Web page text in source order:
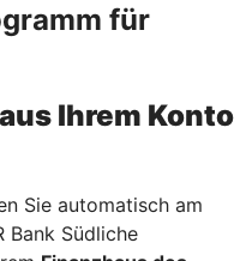
für
Ihrem Konto
Sie automatisch am
Bank Südliche